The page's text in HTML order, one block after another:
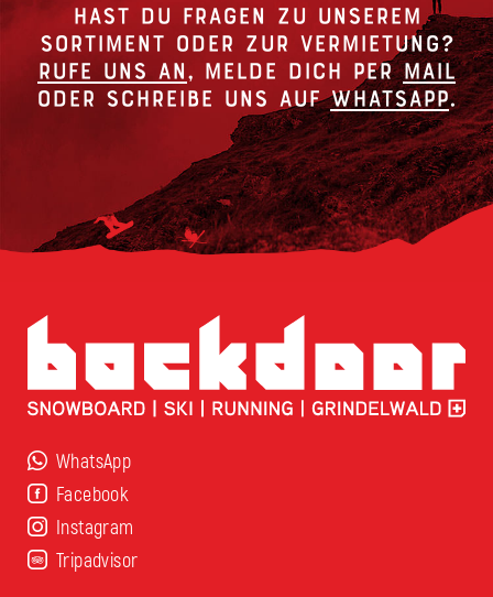
Hast du Fragen zu unserem
Sortiment oder zur Vermietung?
Rufe uns an, melde dich perMail
oder schreibe uns aufWhatsapp.
WhatsApp
Facebook
Instagram
Tripadvisor